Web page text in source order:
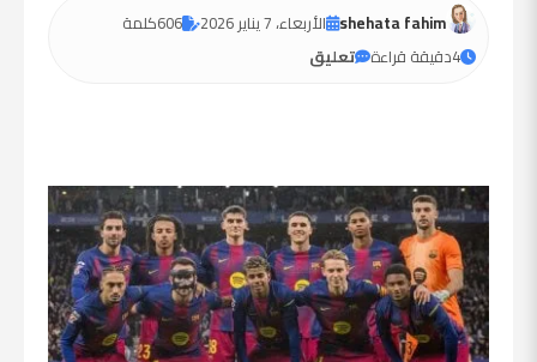
shehata fahim الأربعاء، 7 يناير 2026 606كلمة
4دقيقة قراءة تعليق